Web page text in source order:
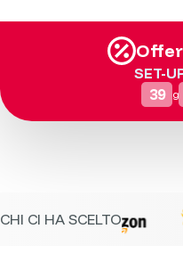
SET-
39
g
CHI CI HA SCELTO